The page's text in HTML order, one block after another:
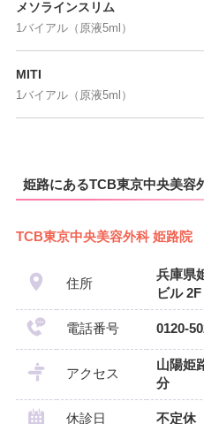
メソラインスリム
1バイアル（原液5ml）
MITI
1バイアル（原液5ml）
姫路にあるTCB東京中央美容
TCB東京中央美容外科 姫路院
住所
兵庫県
ビル 2F
電話番号 0120-
アクセス
山陽姫
分
休診日 不定休